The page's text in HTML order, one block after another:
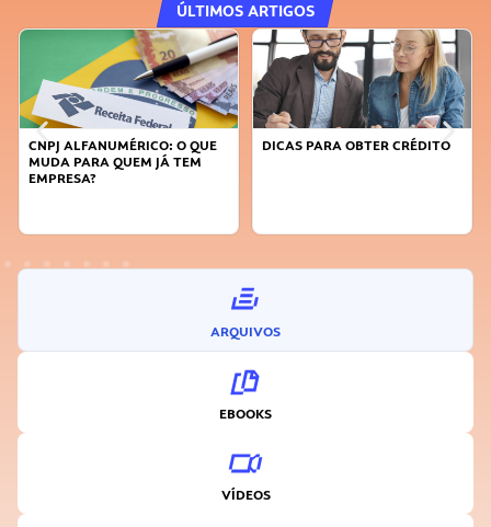
ÚLTIMOS ARTIGOS
CNPJ ALFANUMÉRICO: O QUE
MUDA PARA QUEM JÁ TEM
EMPRESA?
DICAS PARA OBTER CRÉDITO
ARQUIVOS
EBOOKS
VÍDEOS